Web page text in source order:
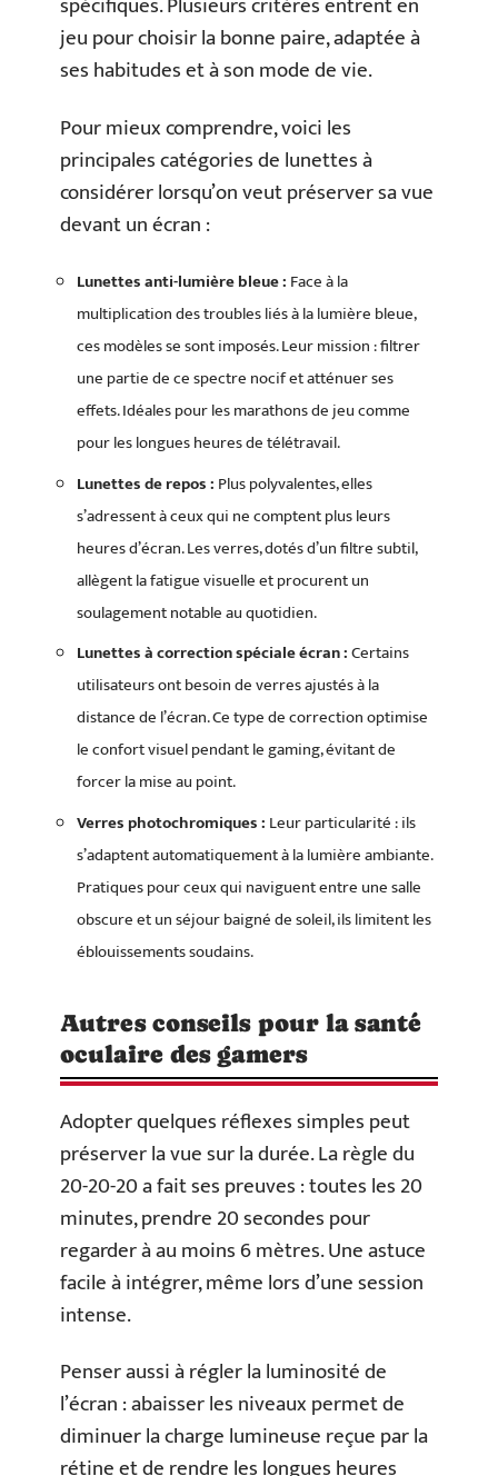
jeu pour choisir la bonne paire, adaptée à
ses habitudes et à son mode de vie.
Pour mieux comprendre, voici les
principales catégories de lunettes à
considérer lorsqu’on veut préserver sa vue
devant un écran :
Lunettes anti-lumière bleue : Face à la
multiplication des troubles liés à la lumière bleue,
ces modèles se sont imposés. Leur mission : filtrer
une partie de ce spectre nocif et atténuer ses
effets. Idéales pour les marathons de jeu comme
pour les longues heures de télétravail.
Lunettes de repos : Plus polyvalentes, elles
s’adressent à ceux qui ne comptent plus leurs
heures d’écran. Les verres, dotés d’un filtre subtil,
allègent la fatigue visuelle et procurent un
soulagement notable au quotidien.
Lunettes à correction spéciale écran :Certains
utilisateurs ont besoin de verres ajustés à la
distance de l’écran. Ce type de correction optimise
le confort visuel pendant le gaming, évitant de
forcer la mise au point.
Verres photochromiques : Leur particularité : ils
s’adaptent automatiquement à la lumière ambiante.
Pratiques pour ceux qui naviguent entre une salle
obscure et un séjour baigné de soleil, ils limitent les
éblouissements soudains.
Autres conseils pour la santé
oculaire des gamers
Adopter quelques réflexes simples peut
préserver la vue sur la durée. La règle du
20-20-20 a fait ses preuves : toutes les 20
minutes, prendre 20 secondes pour
regarder à au moins 6 mètres. Une astuce
facile à intégrer, même lors d’une session
intense.
Penser aussi à régler la luminosité de
l’écran : abaisser les niveaux permet de
diminuer la charge lumineuse reçue par la
rétine et de rendre les longues heures